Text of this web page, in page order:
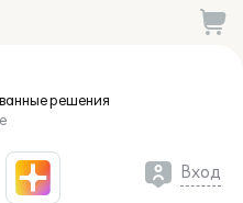
решения
Вход